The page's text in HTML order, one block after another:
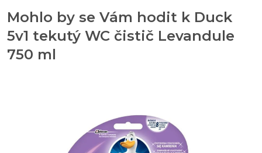
Mohlo by se Vám hodit k Duck
5v1 tekutý WC čistič Levandule
750 ml